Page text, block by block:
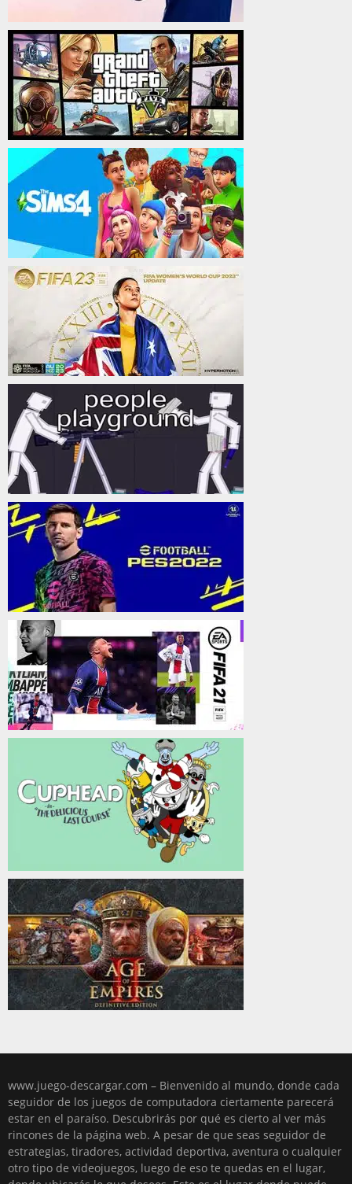
www.juego-descargar.com – Bienvenido al mundo, donde cada
seguidor de los juegos de computadora ciertamente parecerá
estar en el paraíso. Descubrirás por qué es cierto al ver más
rincones de la página web. A pesar de que seas seguidor de
estrategias, tiradores, actividad deportiva, aventura o cualquier
otro tipo de videojuegos, luego de eso te quedas en el lugar,